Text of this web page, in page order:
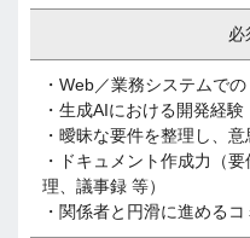
必
・Web／業務システムで
・生成AIにおける開発経験
・曖昧な要件を整理し、
・ドキュメント作成力（
理、議事録 等）
・関係者と円滑に進める